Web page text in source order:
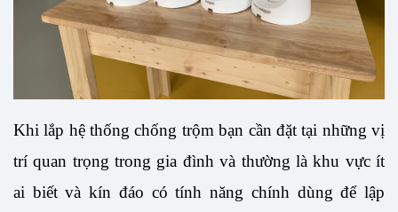
Khi lắp hệ thống chống trộm bạn cần đặt tại những vị
trí quan trọng trong gia đình và thường là khu vực ít
ai biết và kín đáo có tính năng chính dùng để lập